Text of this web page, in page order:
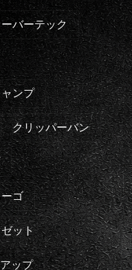
バーテック
ンプ
クリッパーバン
ゴ
ット
ップ